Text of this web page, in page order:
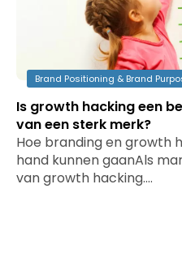
Brand Positioning & Brand
Is growth hacking een
van een sterk merk?
Hoe branding en growth
hand kunnen gaanAls
van growth hacking.…